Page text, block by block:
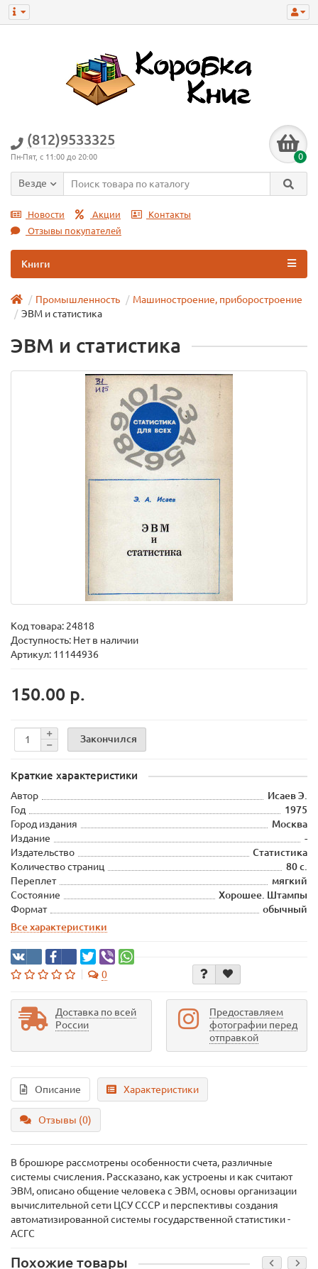
(812)9533325
Пн-Пят, с 11:00 до 20:00 0
Везде
Новости Акции
Контакты
Отзывы покупателей
Книги
Промышленность
Машиностроение, приборостроение
ЭВМ и статистика
ЭВМ и статистика
Код товара: 24818
Доступность: Нет в наличии
Артикул: 11144936
150.00 р.
Закончился
Краткие характеристики
Автор
Исаев Э.
Год
1975
Город издания
Москва
Издание
-
Издательство
Статистика
Количество страниц
80 с.
Переплет
мягкий
Состояние
Хорошее. Штампы
Формат
обычный
Все характеристики
0
Доставка по всей
России
Предоставляем
фотографии перед
отправкой
Описание Характеристики
Отзывы (0)
В брошюре рассмотрены особенности счета, различные
системы счисления. Рассказано, как устроены и как считают
ЭВМ, описано общение человека с ЭВМ, основы организации
вычислительной сети ЦСУ СССР и перспективы создания
автоматизированной системы государственной статистики -
АСГС
Похожие товары